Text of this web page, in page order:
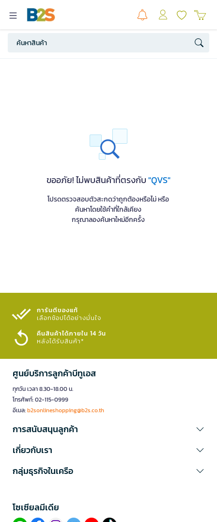
ขออภัย! ไม่พบสินค้าที่ตรงกับ"QVS"
โปรดตรวจสอบตัวสะกดว่าถูกต้องหรือไม่ หรือ
ค้นหาโดยใช้คำที่ใกล้เคียง
กรุณาลองค้นหาใหม่อีกครั้ง
การันตีของแท้
เลือกช้อปได้อย่างมั่นใจ​
คืนสินค้าได้ภายใน 14 วัน
หลังได้รับสินค้า*
ศูนย์บริการลูกค้าบีทูเอส
ทุกวัน เวลา 8.30-18.00 น.
โทรศัพท์: 02-115-0999
อีเมล:b2sonlineshopping@b2s.co.th
การสนับสนุนลูกค้า
เกี่ยวกับเรา
กลุ่มธุรกิจในเครือ
โซเซียลมีเดีย​